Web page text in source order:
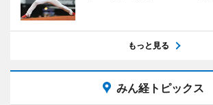
もっと見る
みん経トピックス